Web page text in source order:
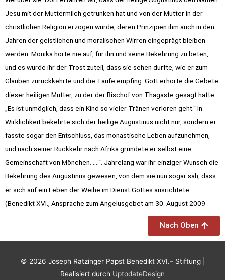
Jesu mit der Muttermilch getrunken hat und von der Mutter in der
christlichen Religion erzogen wurde, deren Prinzipien ihm auch in den
Jahren der geistlichen und moralischen Wirren eingeprägt bleiben
werden. Monika hörte nie auf, für ihn und seine Bekehrung zu beten,
und es wurde ihr der Trost zuteil, dass sie sehen durfte, wie er zum
Glauben zurückkehrte und die Taufe empfing. Gott erhörte die Gebete
dieser heiligen Mutter, zu der der Bischof von Thagaste gesagt hatte:
„Es ist unmöglich, dass ein Kind so vieler Tränen verloren geht.“ In
Wirklichkeit bekehrte sich der heilige Augustinus nicht nur, sondern er
fasste sogar den Entschluss, das monastische Leben aufzunehmen,
und nach seiner Rückkehr nach Afrika gründete er selbst eine
Gemeinschaft von Mönchen. ….“. Jahrelang war ihr einziger Wunsch die
Bekehrung des Augustinus gewesen, von dem sie nun sogar sah, dass
er sich auf ein Leben der Weihe im Dienst Gottes ausrichtete.
(Benedikt XVI., Ansprache zum Angelusgebet am 30. August 2009
Nach Oben
© 2026 Joseph Ratzinger Papst Benedikt XVI.– Stiftung|
Realisiert durch UptodateDesign